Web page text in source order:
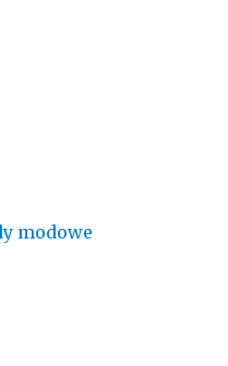
modowe